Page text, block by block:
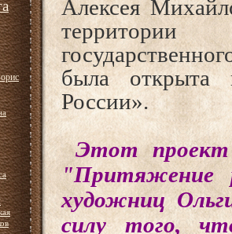
Алексея
территории
была открыта
России».
Этот проект
"Притяжение
художниц
силу того,